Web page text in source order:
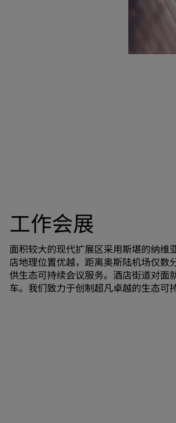
工作会展
面积较大的现代扩展区采用斯堪的纳维
店地理位置优越，距离奥斯陆机场仅数
供生态可持续会议服务。酒店街道对面
车。我们致力于创制超凡卓越的生态可